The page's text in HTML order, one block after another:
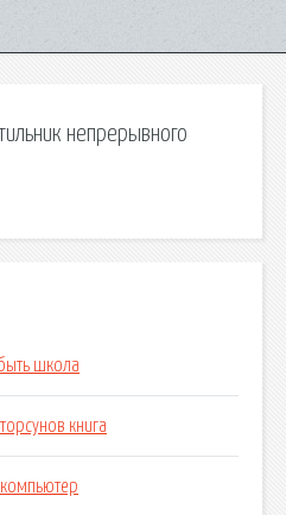
непрерывного
школа
книга